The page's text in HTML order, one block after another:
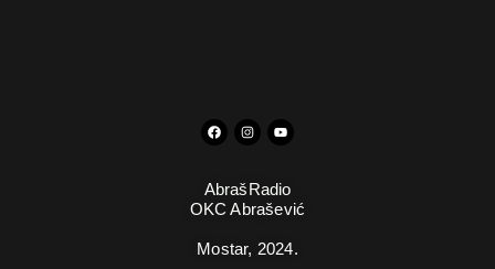
AbrašRadio
OKC Abrašević
Mostar, 2024.